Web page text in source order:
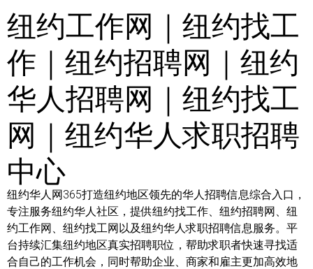
纽约工作网｜纽约找工
作｜纽约招聘网｜纽约
华人招聘网｜纽约找工
网｜纽约华人求职招聘
中心
纽约华人网365打造纽约地区领先的华人招聘信息综合入口，
专注服务纽约华人社区，提供纽约找工作、纽约招聘网、纽
约工作网、纽约找工网以及纽约华人求职招聘信息服务。平
台持续汇集纽约地区真实招聘职位，帮助求职者快速寻找适
合自己的工作机会，同时帮助企业、商家和雇主更加高效地